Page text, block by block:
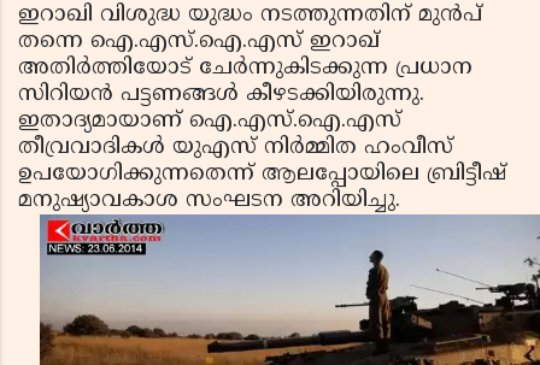
ഇറാഖി വിശുദ്ധ യുദ്ധം നടത്തുന്നതിന് മുന്‍പ്
തന്നെ ഐ.എസ്.ഐ.എസ് ഇറാഖ്
അതിര്‍ത്തിയോട് ചേര്‍ന്നുകിടക്കുന്ന പ്രധാന
സിറിയന്‍ പട്ടണങ്ങള്‍ കീഴടക്കിയിരുന്നു.
ഇതാദ്യമായാണ് ഐ.എസ്.ഐ.എസ്
തീവ്രവാദികള്‍ യുഎസ് നിര്‍മ്മിത ഹംവീസ്
ഉപയോഗിക്കുന്നതെന്ന് ആലപ്പോയിലെ ബ്രിട്ടീഷ്
മനുഷ്യാവകാശ സംഘടന അറിയിച്ചു.